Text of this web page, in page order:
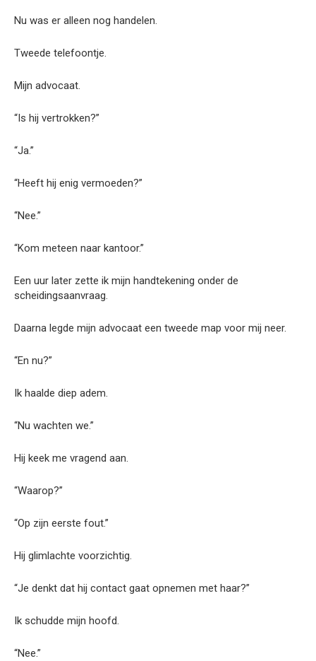
Nu was er alleen nog handelen.
Tweede telefoontje.
Mijn advocaat.
“Is hij vertrokken?”
“Ja.”
“Heeft hij enig vermoeden?”
“Nee.”
“Kom meteen naar kantoor.”
Een uur later zette ik mijn handtekening onder de
scheidingsaanvraag.
Daarna legde mijn advocaat een tweede map voor mij neer.
“En nu?”
Ik haalde diep adem.
“Nu wachten we.”
Hij keek me vragend aan.
“Waarop?”
“Op zijn eerste fout.”
Hij glimlachte voorzichtig.
“Je denkt dat hij contact gaat opnemen met haar?”
Ik schudde mijn hoofd.
“Nee.”